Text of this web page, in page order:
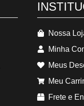
Nossa
Minha
Meus
Meu
Frete e